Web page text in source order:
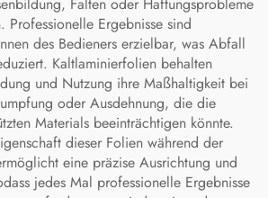
Professionelle Ergebnisse sind
des Bedieners erzielbar, was Abfall
Kaltlaminierfolien behalten
und Nutzung ihre Maßhaltigkeit bei
oder Ausdehnung, die die
Materials beeinträchtigen könnte.
dieser Folien während der
eine präzise Ausrichtung und
jedes Mal professionelle Ergebnisse